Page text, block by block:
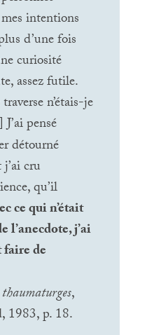
intentions
d’une fois
curiosité
assez futile.
n’étais-je
pensé
détourné
cru
qu’il
ce qui n’était
l’anecdote, j’ai
faire de
,
1983, p. 18.